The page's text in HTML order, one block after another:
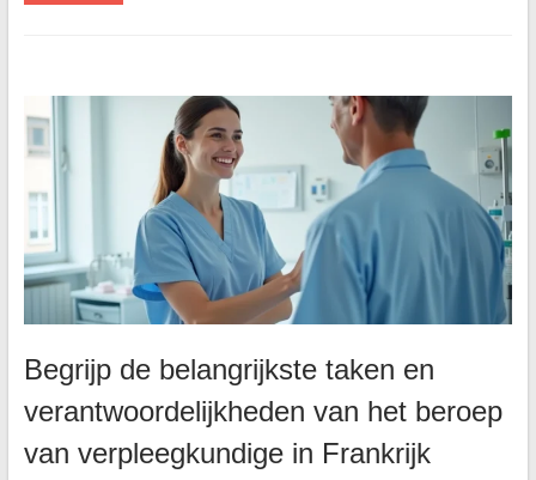
Begrijp de belangrijkste taken en
verantwoordelijkheden van het beroep
van verpleegkundige in Frankrijk